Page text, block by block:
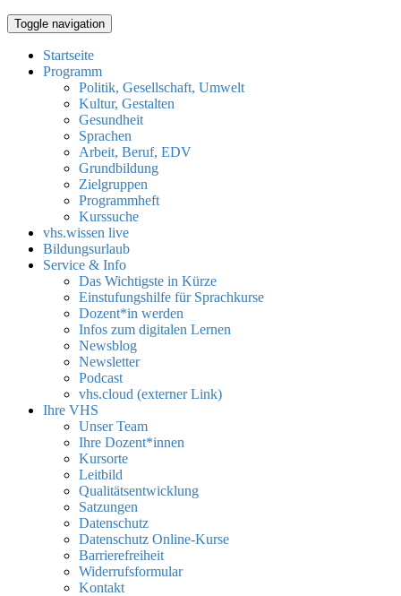
Toggle navigation
Startseite
Programm
Politik, Gesellschaft, Umwelt
Kultur, Gestalten
Gesundheit
Sprachen
Arbeit, Beruf, EDV
Grundbildung
Zielgruppen
Programmheft
Kurssuche
vhs.wissen live
Bildungsurlaub
Service & Info
Das Wichtigste in Kürze
Einstufungshilfe für Sprachkurse
Dozent*in werden
Infos zum digitalen Lernen
Newsblog
Newsletter
Podcast
vhs.cloud (externer Link)
Ihre VHS
Unser Team
Ihre Dozent*innen
Kursorte
Leitbild
Qualitätsentwicklung
Satzungen
Datenschutz
Datenschutz Online-Kurse
Barrierefreiheit
Widerrufsformular
Kontakt